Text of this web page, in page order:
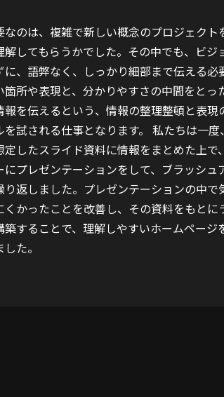
なのは、複雑で新しい概念のプロジェクト
解してもらうかでした。その中でも、ビジ
に、語弊なく、しっかり細部まで伝える必
箇所や表現と、分かりやすさの中間をとっ
報を伝えるという、情報の整理整頓と表現
を試される仕事となります。 私たちは一度
定したスライド資料に情報をまとめた上で
にプレゼンテーションをして、ブラッシュ
り返しました。プレゼンテーションの中で
くかったことを改善し、その資料をもとに
築することで、理解しやすいホームページ
た。